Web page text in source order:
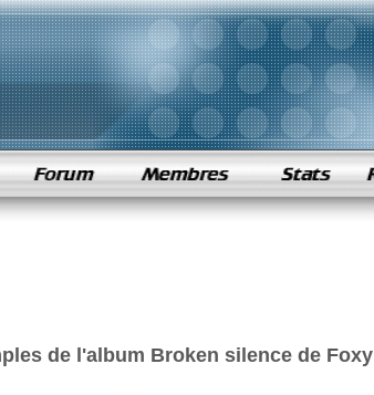
de l'album Broken silence de